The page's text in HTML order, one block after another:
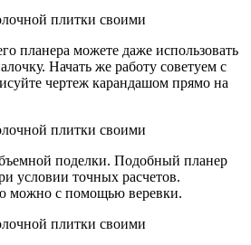
планера можете даже использовать
Начать же работу советуем с
чертеж карандашом прямо на
поделки. Подобный планер
условии точных расчетов.
можно с помощью веревки.